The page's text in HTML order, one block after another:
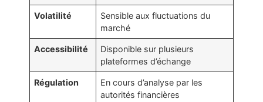
Volatilité
Sensible aux fluctuations du
marché
Accessibilité
Disponible sur plusieurs
plateformes d’échange
Régulation
En cours d’analyse par les
autorités financières